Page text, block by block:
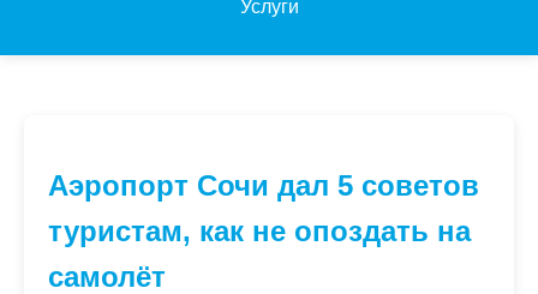
Услуги
Аэропорт Сочи дал 5 советов
туристам, как не опоздать на
самолёт